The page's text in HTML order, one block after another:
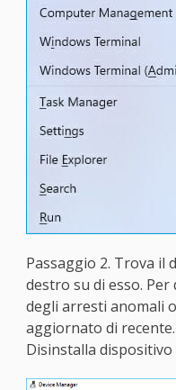
Passaggio 2. Trova il
destro su di esso.
degli arresti anomali
aggiornato di
Disinstalla dispositivo